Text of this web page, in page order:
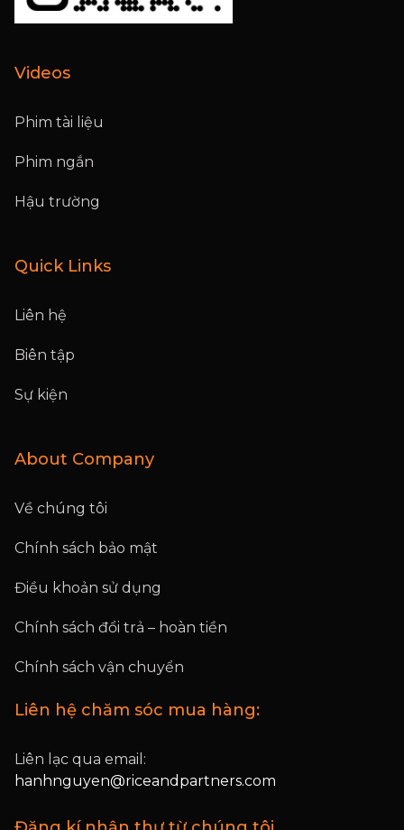
Videos
Phim tài liệu
Phim ngắn
Hậu trường
Quick Links
Liên hệ
Biên tập
Sự kiện
About Company
Về chúng tôi
Chính sách bảo mật
Điều khoản sử dụng
Chính sách đổi trả – hoàn tiền
Chính sách vận chuyển
Liên hệ chăm sóc mua hàng:
Liên lạc qua email:
hanhnguyen@riceandpartners.com